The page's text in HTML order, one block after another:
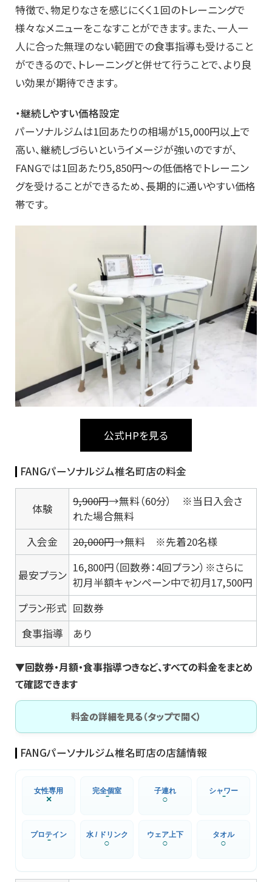
特徴で、物足りなさを感じにくく１回のトレーニングで
様々なメニューをこなすことができます。また、一人一
人に合った無理のない範囲での食事指導も受けること
ができるので、トレーニングと併せて行うことで、より良
い効果が期待できます。
・継続しやすい価格設定
パーソナルジムは1回あたりの相場が15,000円以上で
高い、継続しづらいというイメージが強いのですが、
FANGでは1回あたり5,850円～の低価格でトレーニン
グを受けることができるため、長期的に通いやすい価格
帯です。
公式HPを見る
FANGパーソナルジム椎名町店の料金
体験
9,900円→無料（60分） ※当日入会さ
れた場合無料
入会金
20,000円→無料 ※先着20名様
最安プラン
16,800円（回数券：4回プラン）※さらに
初月半額キャンペーン中で初月17,500円
プラン形式 回数券
食事指導
あり
▼回数券・月額・食事指導つきなど、すべての料金をまとめ
て確認できます
料金の詳細を見る（タップで開く）
FANGパーソナルジム椎名町店の店舗情報
女性専用
×
完全個室
⁻
子連れ
○
シャワー
⁻
プロテイン
⁻
水 / ドリンク
○
ウェア上下
○
タオル
○